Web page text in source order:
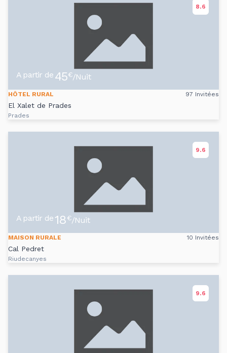
8.6
A partir de 45€/Nuit
HÔTEL RURAL 97 Invitées
El Xalet de Prades
Prades
9.6
A partir de 18€/Nuit
MAISON RURALE 10 Invitées
Cal Pedret
Riudecanyes
9.6